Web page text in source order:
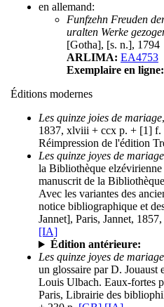
en allemand:
Funfzehn Freuden
uralten Werke
[Gotha], [s. n.], 1794
ARLIMA: EA4753
Exemplaire en ligne:
Éditions modernes
Les quinze joies de mariage
1837, xlviii + ccx p. + [1] f.
Réimpression de l'édition
Les quinze joyes de
la Bibliothèque elzévirienne
manuscrit de la
Avec les variantes des
notice bibliographique et
Jannet], Paris, Jannet,
[IA]
Édition antérieure:
Les quinze joyes de mariage
un glossaire par D. Jouaust
Louis Ulbach. Eaux-fortes
Paris, Librairie des